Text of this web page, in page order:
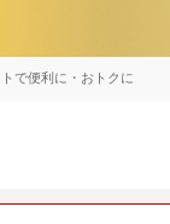
で便利に・おトクに